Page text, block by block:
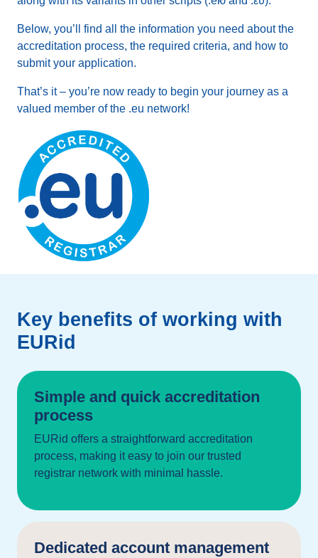
Below, you’ll find all the information you need about the
accreditation process, the required criteria, and how to
submit your application.
That’s it – you’re now ready to begin your journey as a
valued member of the .eu network!
Key benefits of working with
EURid
Simple and quick accreditation
process
EURid offers a straightforward accreditation
process, making it easy to join our trusted
registrar network with minimal hassle.
Dedicated account management